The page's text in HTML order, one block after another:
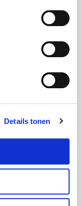
Details tonen